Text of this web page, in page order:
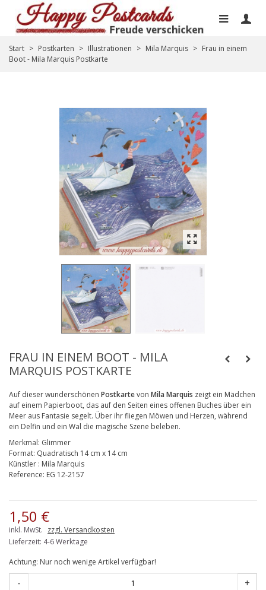
Start > Postkarten > Illustrationen > Mila Marquis > Frau in einem
Boot - Mila Marquis Postkarte
FRAU IN EINEM BOOT - MILA
MARQUIS POSTKARTE
Auf dieser wunderschönen Postkartevon Mila Marquis zeigt ein Mädchen
auf einem Papierboot, das auf den Seiten eines offenen Buches über ein
Meer aus Fantasie segelt. Über ihr fliegen Möwen und Herzen, während
ein Delfin und ein Wal die magische Szene beleben.
Merkmal: Glimmer
Format: Quadratisch 14 cm x 14 cm
Künstler : Mila Marquis
Reference: EG 12-2157
1,50 €
inkl. MwSt. zzgl. Versandkosten
Lieferzeit: 4-6 Werktage
Achtung: Nur noch wenige Artikel verfügbar!
- +